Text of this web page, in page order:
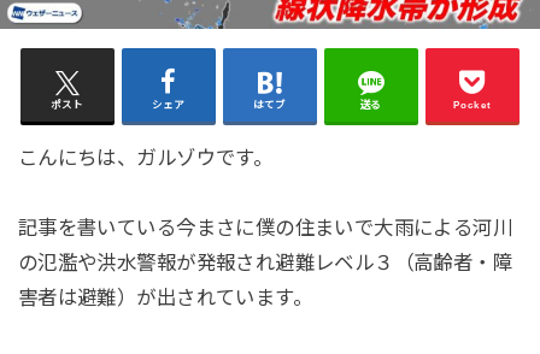
ポスト シェア はてブ 送る Pocket
こんにちは、ガルゾウです。
記事を書いている今まさに僕の住まいで大雨による河川
の氾濫や洪水警報が発報され避難レベル３（高齢者・障
害者は避難）が出されています。